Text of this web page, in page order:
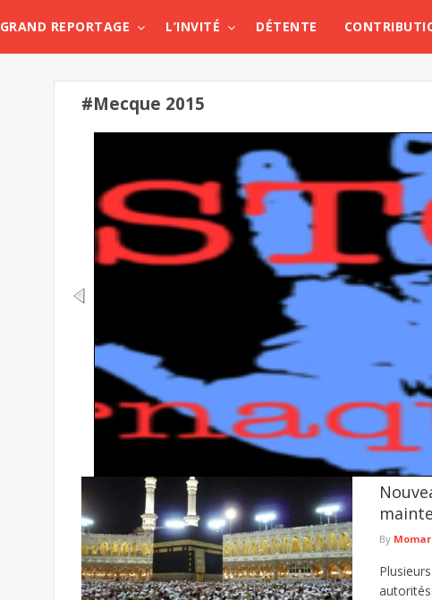
GRAND REPORTAGE L’INVITÉ DÉTENTE
#Mecque 2015
Escroquerie en ligne : la Police met en garde contre
La Police nationale met en garde les usagers de la route contre une
lire plus
By Momar